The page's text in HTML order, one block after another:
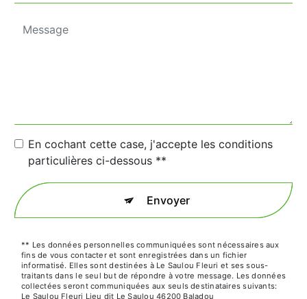
En cochant cette case, j'accepte les conditions
particulières ci-dessous **
Envoyer
** Les données personnelles communiquées sont nécessaires aux
fins de vous contacter et sont enregistrées dans un fichier
informatisé. Elles sont destinées à Le Saulou Fleuri et ses sous-
traitants dans le seul but de répondre à votre message. Les données
collectées seront communiquées aux seuls destinataires suivants:
Le Saulou Fleuri Lieu dit Le Saulou 46200 Baladou